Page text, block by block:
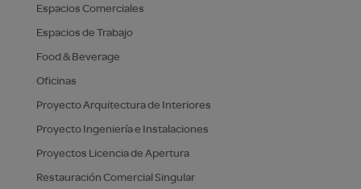
Espacios Comerciales
Espacios de Trabajo
Food & Beverage
Oficinas
Proyecto Arquitectura de Interiores
Proyecto Ingeniería e Instalaciones
Proyectos Licencia de Apertura
Restauración Comercial Singular